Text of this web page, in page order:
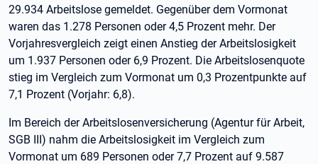
29.934 Arbeitslose gemeldet. Gegenüber dem Vormonat
waren das 1.278 Personen oder 4,5 Prozent mehr. Der
Vorjahresvergleich zeigt einen Anstieg der Arbeitslosigkeit
um 1.937 Personen oder 6,9 Prozent. Die Arbeitslosenquote
stieg im Vergleich zum Vormonat um 0,3 Prozentpunkte auf
7,1 Prozent (Vorjahr: 6,8).
Im Bereich der Arbeitslosenversicherung (Agentur für Arbeit,
SGB III) nahm die Arbeitslosigkeit im Vergleich zum
Vormonat um 689 Personen oder 7,7 Prozent auf 9.587